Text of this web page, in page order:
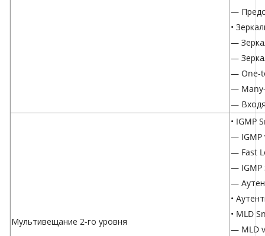
—
•
—
—
— One-
—
—
Мультивещание 2-го уровня
• IGMP
— IGMP
— Fast
— IGMP
—
•
• MLD
— MLD